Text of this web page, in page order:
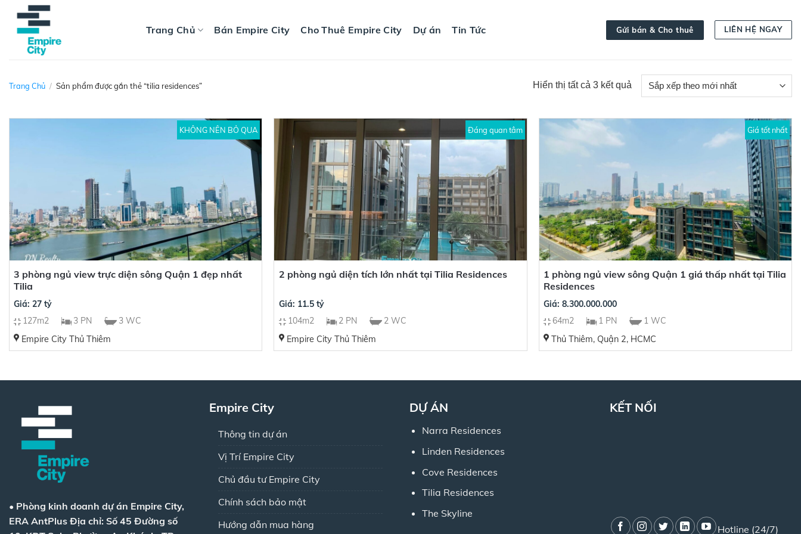
content
Trang Chủ Bán Empire City Cho Thuê Empire City Dự án Tin Tức Gửi bán & Cho thuê LIÊN HỆ NGAY
Trang Chủ / Sản phẩm được gắn thẻ “tilia residences” Hiển thị tất cả 3 kết quảĐã
sắp
KHÔNG NÊN BỎ QUA
3 phòng ngủ view trực diện sông Quận 1 đẹp nhất
Tilia
Giá: 27 tỷ
127m2
3 PN
3 WC
Empire City Thủ Thiêm
Đáng quan tâm
2 phòng ngủ diện tích lớn nhất tại Tilia Residences
Giá: 11.5 tỷ
104m2
2 PN
2 WC
Empire City Thủ Thiêm
Giá tốt nhất
1 phòng ngủ view sông Quận 1 giá thấp nhất tại Tilia
Residences
Giá: 8.300.000.000
64m2
1 PN
1 WC
Thủ Thiêm, Quận 2, HCMC
• Phòng kinh doanh dự án Empire City,
ERA AntPlus Địa chỉ: Số 45 Đường số
Empire City
Thông tin dự án
Vị Trí Empire City
Chủ đầu tư Empire City
Chính sách bảo mật
Hướng dẫn mua hàng
DỰ ÁN
Narra Residences
Linden Residences
Cove Residences
Tilia Residences
The Skyline
KẾT NỐI
Hotline (24/7)